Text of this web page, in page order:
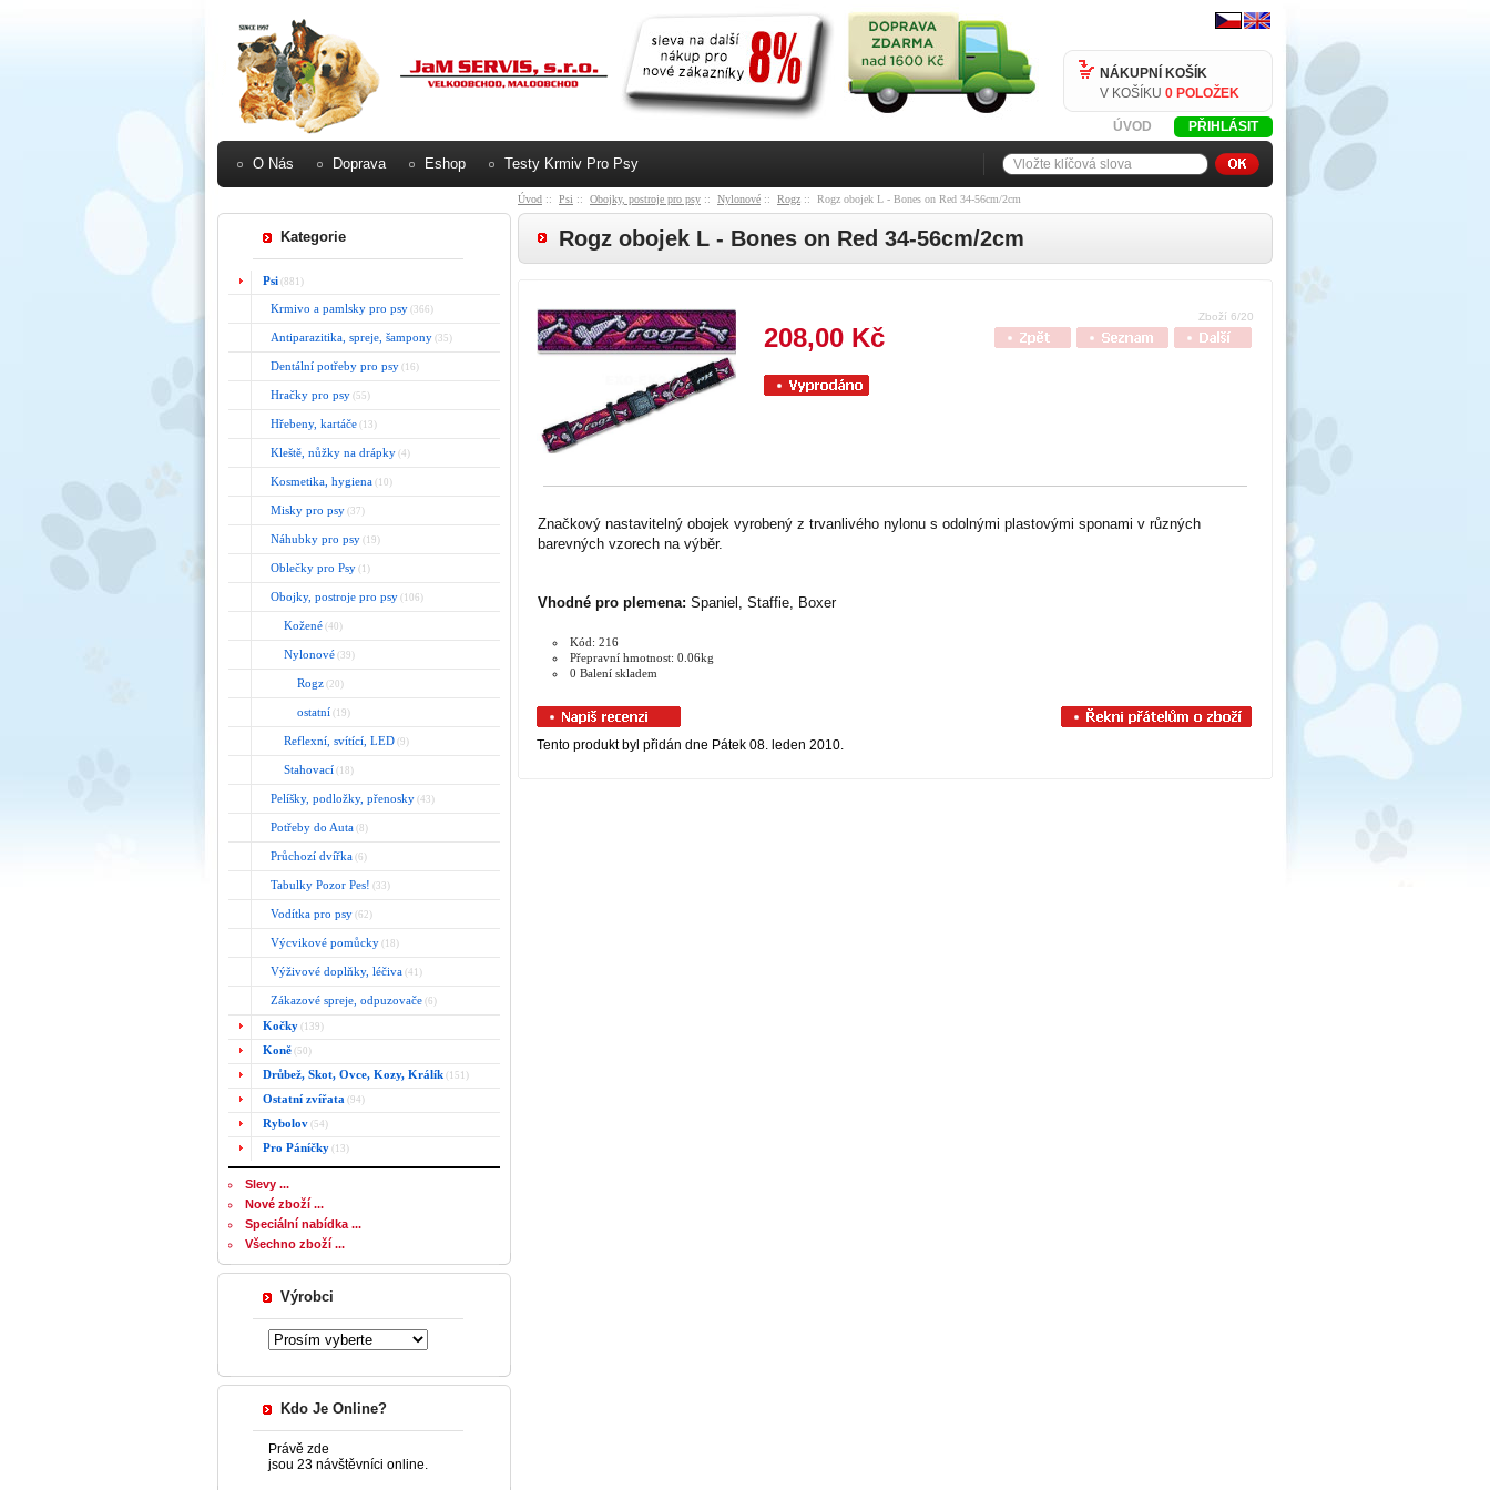
NÁKUPNÍ KOŠÍK
V KOŠÍKU 0 POLOŽEK
PŘIHLÁSIT
ÚVOD
O Nás Doprava Eshop Testy Krmiv Pro Psy
Kategorie
Psi (881)
Krmivo a pamlsky pro psy (366)
Antiparazitika, spreje, šampony (35)
Dentální potřeby pro psy (16)
Hračky pro psy (55)
Hřebeny, kartáče (13)
Kleště, nůžky na drápky (4)
Kosmetika, hygiena (10)
Misky pro psy (37)
Náhubky pro psy (19)
Oblečky pro Psy (1)
Obojky, postroje pro psy (106)
Kožené (40)
Nylonové (39)
Rogz (20)
ostatní (19)
Reflexní, svítící, LED (9)
Stahovací (18)
Pelíšky, podložky, přenosky (43)
Potřeby do Auta (8)
Průchozí dvířka (6)
Tabulky Pozor Pes! (33)
Vodítka pro psy (62)
Výcvikové pomůcky (18)
Výživové doplňky, léčiva (41)
Zákazové spreje, odpuzovače (6)
Kočky (139)
Koně (50)
Drůbež, Skot, Ovce, Kozy, Králík (151)
Ostatní zvířata (94)
Rybolov (54)
Pro Páníčky (13)
Slevy ...
Nové zboží ...
Speciální nabídka ...
Všechno zboží ...
Výrobci
Kdo Je Online?
Právě zde
jsou 23 návštěvníci online.
Úvod :: Psi :: Obojky, postroje pro psy :: Nylonové :: Rogz :: Rogz obojek L - Bones on Red 34-56cm/2cm
Rogz obojek L - Bones on Red 34-56cm/2cm
Zboží 6/20
208,00 Kč
Značkový nastavitelný obojek vyrobený z trvanlivého nylonu s odolnými plastovými sponami v různých
barevných vzorech na výběr.
Vhodné pro plemena: Spaniel, Staffie, Boxer
Kód: 216
Přepravní hmotnost: 0.06kg
0 Balení skladem
Tento produkt byl přidán dne Pátek 08. leden 2010.